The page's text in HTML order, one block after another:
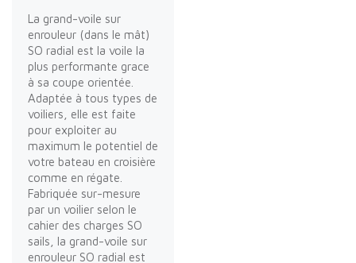
La grand-voile sur
enrouleur (dans le mât)
SO radial est la voile la
plus performante grace
à sa coupe orientée.
Adaptée à tous types de
voiliers, elle est faite
pour exploiter au
maximum le potentiel de
votre bateau en croisière
comme en régate.
Fabriquée sur-mesure
par un voilier selon le
cahier des charges SO
sails, la grand-voile sur
enrouleur SO radial est